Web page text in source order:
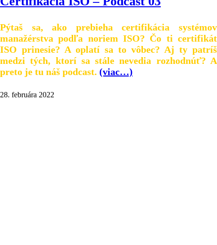
Pýtaš sa, ako prebieha certifikácia systémov
manažérstva podľa noriem ISO? Čo ti certifikát
ISO prinesie? A oplatí sa to vôbec? Aj ty patríš
medzi tých, ktorí sa stále nevedia rozhodnúť? A
preto je tu náš podcast. (viac…)
28. februára 2022